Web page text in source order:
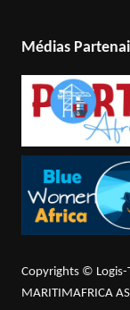
Médias
Copyrights ©
MARITIMAFRICA